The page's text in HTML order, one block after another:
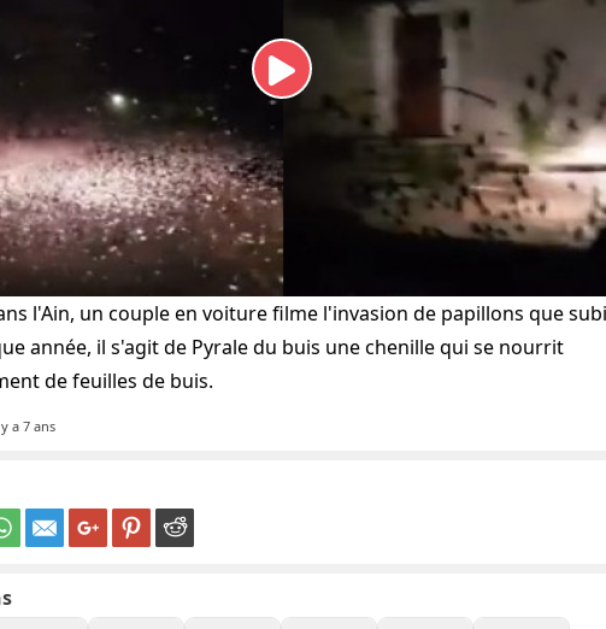
l'Ain, un couple en voiture filme l'invasion de papillons que
année, il s'agit de Pyrale du buis une chenille qui se nourrit
de feuilles de buis.
a 7 ans